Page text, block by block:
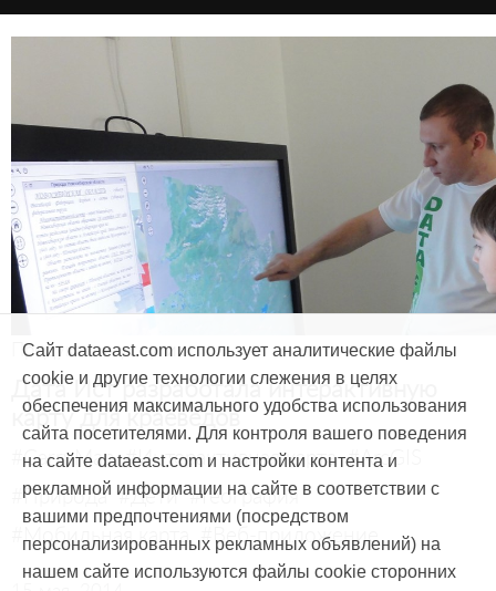
Продукты и услуги
Дата Ист разработала интерактивную
карту для краеведов
#CarryMap #Интерактивная карта #ArcGIS
#Природа #Дети #География
#Мобильная карта #Веб-приложение
Сайт dataeast.com использует аналитические файлы
cookie и другие технологии слежения в целях
обеспечения максимального удобства использования
сайта посетителями. Для контроля вашего поведения
на сайте dataeast.com и настройки контента и
рекламной информации на сайте в соответствии с
вашими предпочтениями (посредством
персонализированных рекламных объявлений) на
нашем сайте используются файлы cookie сторонних